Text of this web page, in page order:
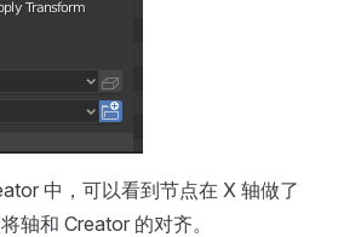
中，可以看到节点在 X 轴做了
轴和 Creator 的对齐。